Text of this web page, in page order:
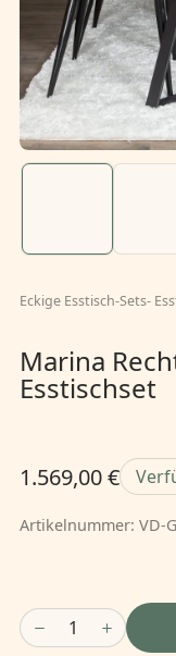
Eckige Esstisch-Sets-
Marina
Esstischset
1.569,00 €
Artikelnummer: VD-
1